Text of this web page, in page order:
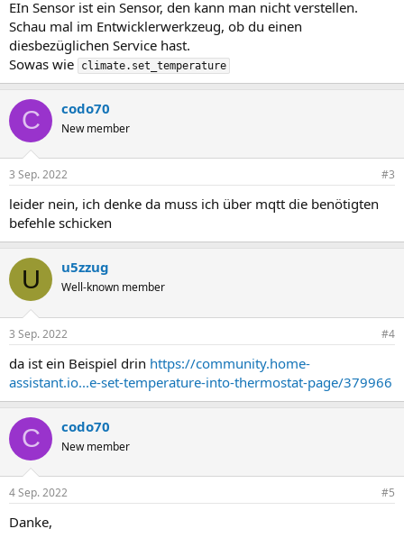
EIn Sensor ist ein Sensor, den kann man nicht verstellen.
Schau mal im Entwicklerwerkzeug, ob du einen
diesbezüglichen Service hast.
Sowas wie
climate.set_temperature
C codo70
New member
3 Sep. 2022 #3
leider nein, ich denke da muss ich über mqtt die benötigten
befehle schicken
U u5zzug
Well-known member
3 Sep. 2022 #4
da ist ein Beispiel drin https://community.home-
assistant.io...e-set-temperature-into-thermostat-page/379966
C codo70
New member
4 Sep. 2022 #5
Danke,